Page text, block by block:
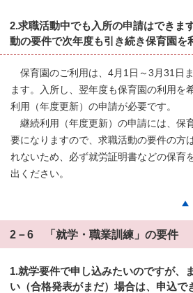
2.求職活動中でも入所の申請はできま
動の要件で次年度も引き続き保育園を
保育園のご利用は、4月1日～3月31日
ます。入所し、翌年度も保育園の利用を
利用（年度更新）の申請が必要です。
継続利用（年度更新）の申請には、保
要になりますので、求職活動の要件の方
れないため、必ず就労証明書などの保育
出ください。
2－6 「就学・職業訓練」の要件
1.就学要件で申し込みたいのですが、
い（合格発表がまだ）場合は、申込で